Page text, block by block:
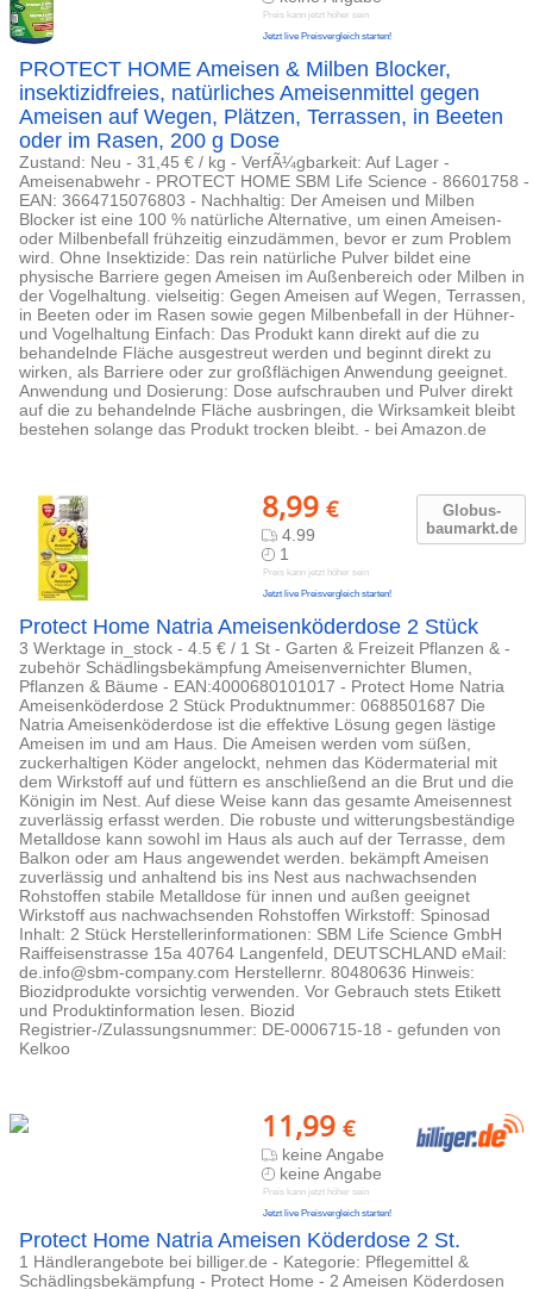
Preis kann jetzt höher sein
Jetzt live Preisvergleich starten!
PROTECT HOME Ameisen & Milben Blocker,
insektizidfreies, natürliches Ameisenmittel gegen
Ameisen auf Wegen, Plätzen, Terrassen, in Beeten
oder im Rasen, 200 g Dose
Zustand: Neu - 31,45 € / kg - VerfÃ¼gbarkeit: Auf Lager -
Ameisenabwehr - PROTECT HOME SBM Life Science - 86601758 -
EAN: 3664715076803 - Nachhaltig: Der Ameisen und Milben
Blocker ist eine 100 % natürliche Alternative, um einen Ameisen-
oder Milbenbefall frühzeitig einzudämmen, bevor er zum Problem
wird. Ohne Insektizide: Das rein natürliche Pulver bildet eine
physische Barriere gegen Ameisen im Außenbereich oder Milben in
der Vogelhaltung. vielseitig: Gegen Ameisen auf Wegen, Terrassen,
in Beeten oder im Rasen sowie gegen Milbenbefall in der Hühner-
und Vogelhaltung Einfach: Das Produkt kann direkt auf die zu
behandelnde Fläche ausgestreut werden und beginnt direkt zu
wirken, als Barriere oder zur großflächigen Anwendung geeignet.
Anwendung und Dosierung: Dose aufschrauben und Pulver direkt
auf die zu behandelnde Fläche ausbringen, die Wirksamkeit bleibt
bestehen solange das Produkt trocken bleibt. - bei Amazon.de
Globus-
baumarkt.de
8,99 €
4.99
1
Preis kann jetzt höher sein
Jetzt live Preisvergleich starten!
Protect Home Natria Ameisenköderdose 2 Stück
3 Werktage in_stock - 4.5 € / 1 St - Garten & Freizeit Pflanzen & -
zubehör Schädlingsbekämpfung Ameisenvernichter Blumen,
Pflanzen & Bäume - EAN:4000680101017 - Protect Home Natria
Ameisenköderdose 2 Stück Produktnummer: 0688501687 Die
Natria Ameisenköderdose ist die effektive Lösung gegen lästige
Ameisen im und am Haus. Die Ameisen werden vom süßen,
zuckerhaltigen Köder angelockt, nehmen das Ködermaterial mit
dem Wirkstoff auf und füttern es anschließend an die Brut und die
Königin im Nest. Auf diese Weise kann das gesamte Ameisennest
zuverlässig erfasst werden. Die robuste und witterungsbeständige
Metalldose kann sowohl im Haus als auch auf der Terrasse, dem
Balkon oder am Haus angewendet werden. bekämpft Ameisen
zuverlässig und anhaltend bis ins Nest aus nachwachsenden
Rohstoffen stabile Metalldose für innen und außen geeignet
Wirkstoff aus nachwachsenden Rohstoffen Wirkstoff: Spinosad
Inhalt: 2 Stück Herstellerinformationen: SBM Life Science GmbH
Raiffeisenstrasse 15a 40764 Langenfeld, DEUTSCHLAND eMail:
de.info@sbm-company.com Herstellernr. 80480636 Hinweis:
Biozidprodukte vorsichtig verwenden. Vor Gebrauch stets Etikett
und Produktinformation lesen. Biozid
Registrier-/Zulassungsnummer: DE-0006715-18 - gefunden von
Kelkoo
11,99 €
keine Angabe
keine Angabe
Preis kann jetzt höher sein
Jetzt live Preisvergleich starten!
Protect Home Natria Ameisen Köderdose 2 St.
1 Händlerangebote bei billiger.de - Kategorie: Pflegemittel &
Schädlingsbekämpfung - Protect Home - 2 Ameisen Köderdosen